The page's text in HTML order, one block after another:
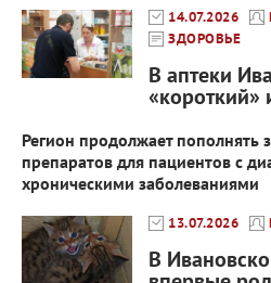
14.07.2026
ЗДОРОВЬЕ
В аптеки
«короткий»
Регион продолжает пополнять
препаратов для пациентов с
хроническими заболеваниями
13.07.2026
В